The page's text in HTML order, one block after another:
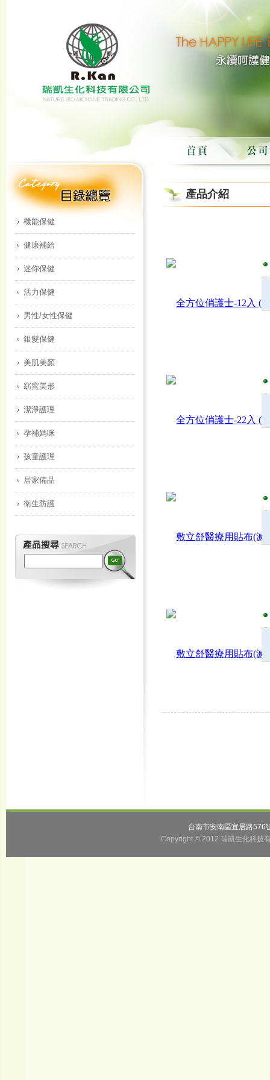
機能保健
健康補給
迷你保健
活力保健
男性/女性保健
銀髮保健
美肌美顏
窈窕美形
潔淨護理
孕補媽咪
孩童護理
居家備品
衛生防護
產品介紹
台南市安南區宜居路
Copyright © 2012 瑞凱生化科技